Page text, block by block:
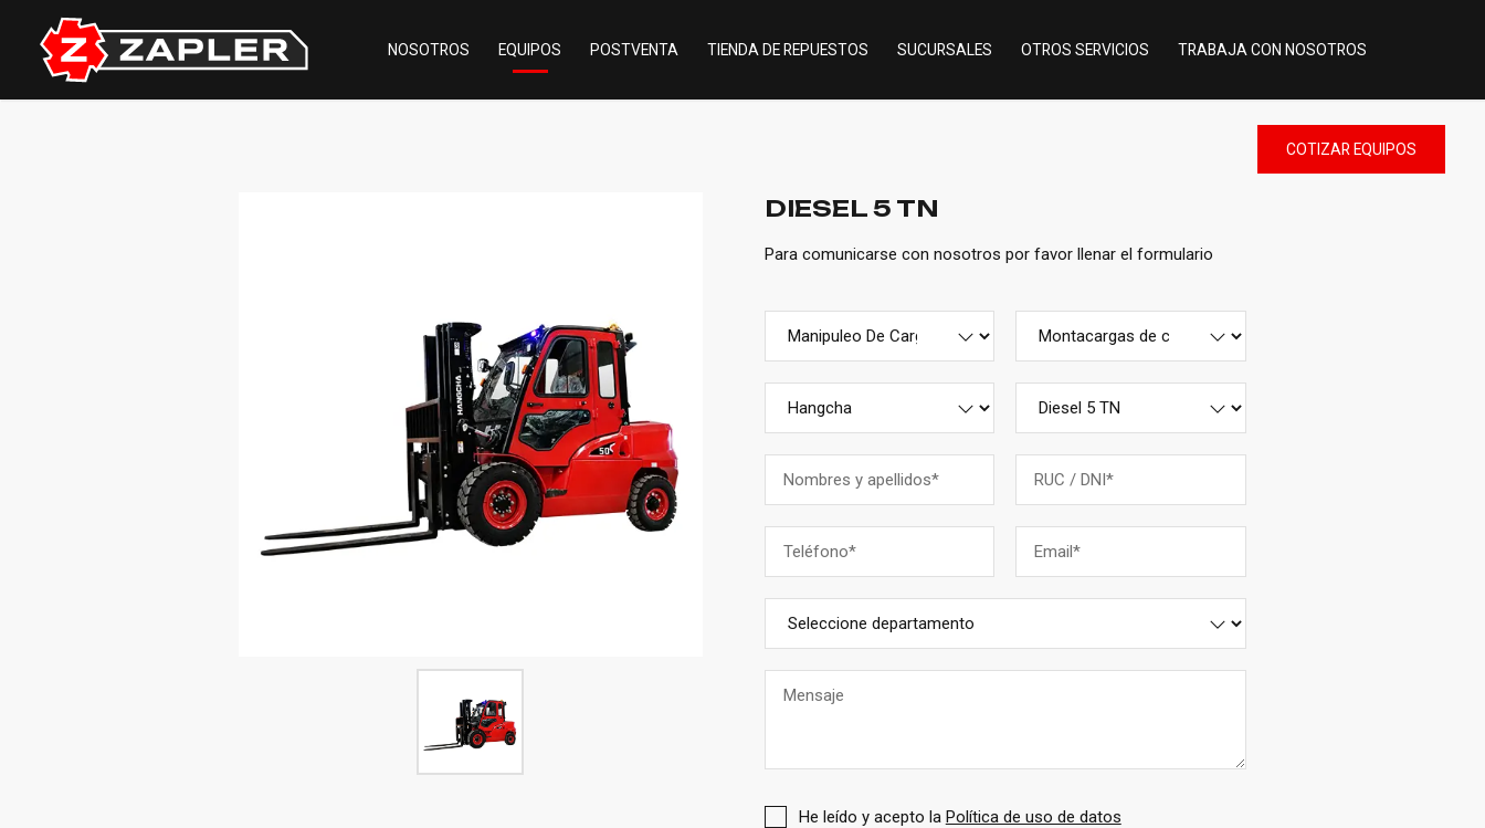
NOSOTROS EQUIPOS POSTVENTA TIENDA DE REPUESTOS SUCURSALES OTROS SERVICIOS TRABAJA CON NOSOTROS
COTIZAR EQUIPOS
DIESEL 5 TN
Para comunicarse con nosotros por favor llenar el formulario
He leído y acepto la Política de uso de datos